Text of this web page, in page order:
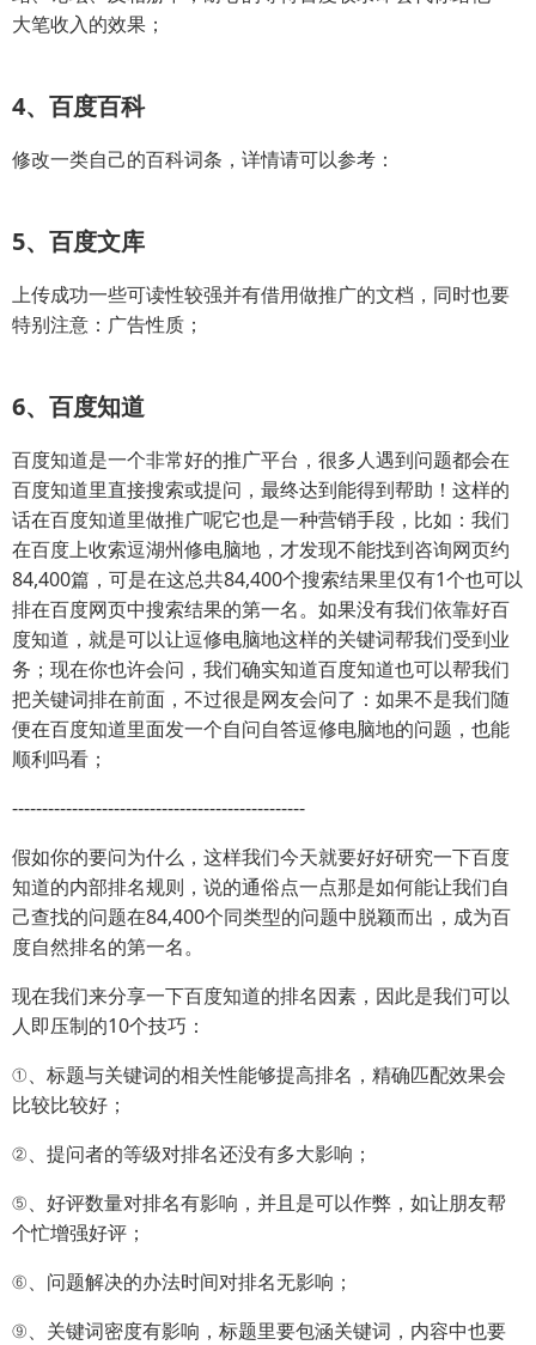
大笔收入的效果；
4、百度百科
修改一类自己的百科词条，详情请可以参考：
5、百度文库
上传成功一些可读性较强并有借用做推广的文档，同时也要
特别注意：广告性质；
6、百度知道
百度知道是一个非常好的推广平台，很多人遇到问题都会在
百度知道里直接搜索或提问，最终达到能得到帮助！这样的
话在百度知道里做推广呢它也是一种营销手段，比如：我们
在百度上收索逗湖州修电脑地，才发现不能找到咨询网页约
84,400篇，可是在这总共84,400个搜索结果里仅有1个也可以
排在百度网页中搜索结果的第一名。如果没有我们依靠好百
度知道，就是可以让逗修电脑地这样的关键词帮我们受到业
务；现在你也许会问，我们确实知道百度知道也可以帮我们
把关键词排在前面，不过很是网友会问了：如果不是我们随
便在百度知道里面发一个自问自答逗修电脑地的问题，也能
顺利吗看；
-------------------------------------------------
假如你的要问为什么，这样我们今天就要好好研究一下百度
知道的内部排名规则，说的通俗点一点那是如何能让我们自
己查找的问题在84,400个同类型的问题中脱颖而出，成为百
度自然排名的第一名。
现在我们来分享一下百度知道的排名因素，因此是我们可以
人即压制的10个技巧：
①、标题与关键词的相关性能够提高排名，精确匹配效果会
比较比较好；
②、提问者的等级对排名还没有多大影响；
⑤、好评数量对排名有影响，并且是可以作弊，如让朋友帮
个忙增强好评；
⑥、问题解决的办法时间对排名无影响；
⑨、关键词密度有影响，标题里要包涵关键词，内容中也要